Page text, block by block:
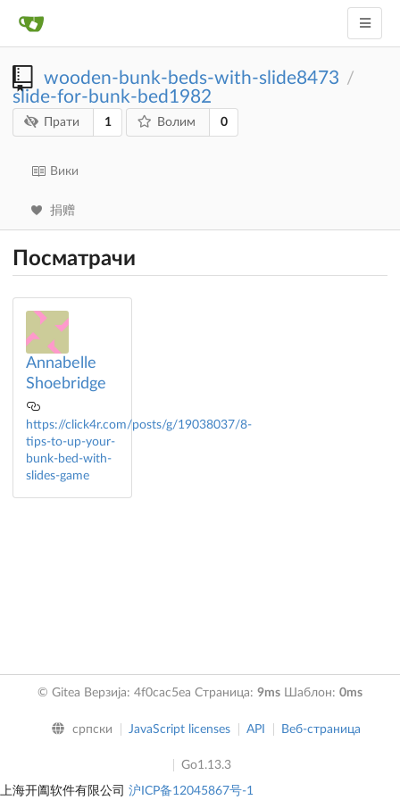
wooden-bunk-beds-with-slide8473 /
slide-for-bunk-bed1982
Прати 1 Волим 0
Вики
捐赠
Посматрачи
Annabelle
Shoebridge
https://click4r.com/posts/g/19038037/8-
tips-to-up-your-
bunk-bed-with-
slides-game
© Gitea Верзија: 4f0cac5ea Страница: 9ms Шаблон: 0ms
српски JavaScript licenses API Веб-страница
Go1.13.3
上海开阖软件有限公司 沪ICP备12045867号-1